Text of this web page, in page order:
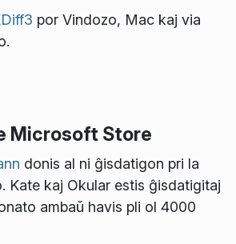
por Vindozo, Mac kaj via
Microsoft Store
donis al ni ĝisdatigon pri la
Kate kaj Okular estis ĝisdatigitaj
ambaŭ havis pli ol 4000